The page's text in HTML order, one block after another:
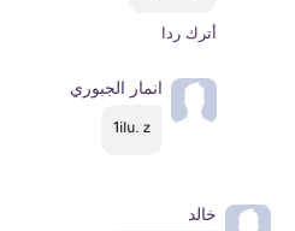
أترك ردا
انمار الجبوري
1ilu. z
خالد